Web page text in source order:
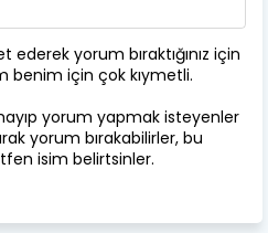
yorum bıraktığınız için
benim için çok kıymetli.
yorum yapmak isteyenler
yorum bırakabilirler, bu
isim belirtsinler.